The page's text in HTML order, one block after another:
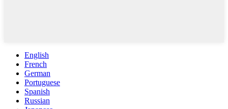
English
French
German
Portuguese
Spanish
Russian